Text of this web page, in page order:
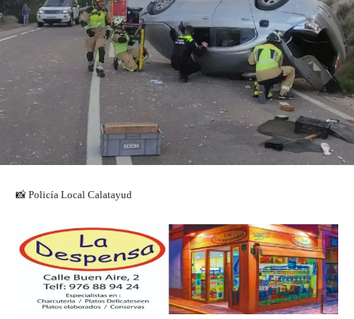
📸 Policía Local Calatayud